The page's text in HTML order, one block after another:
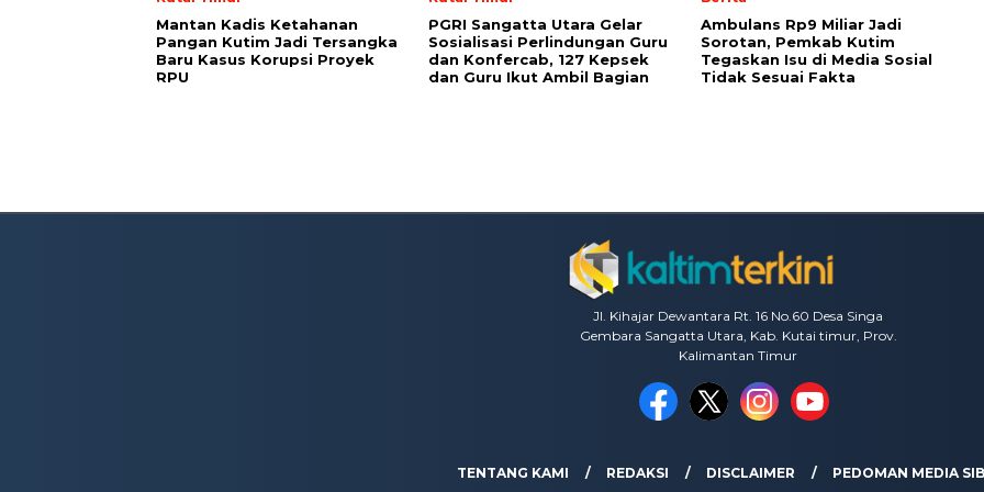
Mantan Kadis Ketahanan
Pangan Kutim Jadi Tersangka
Baru Kasus Korupsi Proyek
RPU
PGRI Sangatta Utara Gelar
Sosialisasi Perlindungan Guru
dan Konfercab, 127 Kepsek
dan Guru Ikut Ambil Bagian
Ambulans Rp9 Miliar Jadi
Sorotan, Pemkab Kutim
Tegaskan Isu di Media Sosial
Tidak Sesuai Fakta
Jl. Kihajar Dewantara Rt. 16 No.60 Desa Singa
Gembara Sangatta Utara, Kab. Kutai timur, Prov.
Kalimantan Timur
TENTANG KAMI REDAKSI DISCLAIMER PEDOMAN MEDIA